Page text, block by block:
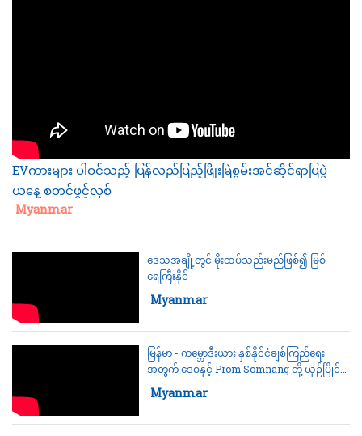
EVကားများ ပါဝင်သည့် ပြန်လည်ပြည့်ဖြိုးမြဲစွမ်းအင်ဆိုင်ရာပြပွဲ
ယနေ့ စတင်ဖွင့်လှစ်
Category:
Myanmar
ဒေသအချို့တွင် မိုးထပ်သည်းမည်ဖြစ်၍ မြစ်
ရေကြီးနိုင်
Category:
Myanmar
မြန်မာ - က‌မ္ဘောဒီးယား နှစ်နိုင်ငံချစ်ကြည်ရေး
အတွက် ဒေဝနှင့် Prom Somnang တို့ ယှဉ်ပြိုင်
ထိုးသတ်မည်
Category:
Myanmar